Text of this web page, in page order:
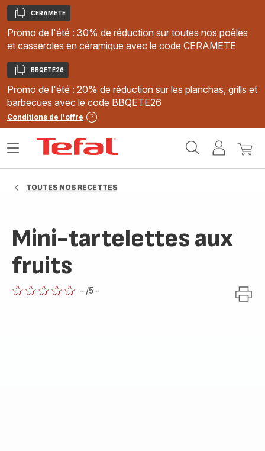
Copier
CERAMETE
Promo de l'été : 30% de réduction sur toutes nos poêles
et casseroles en céramique avec le code CERAMETE
Copier
BBQETE26
Promo de l'été : 20% de réduction sur les planchas, grills et
barbecues avec le code BBQETE26
Conditions de l'offre
MonMon
Ouvrir
TOUTES NOS RECETTES
Mini-tartelettes aux
fruits
- /5 -